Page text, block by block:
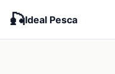
🎣Ideal Pesca